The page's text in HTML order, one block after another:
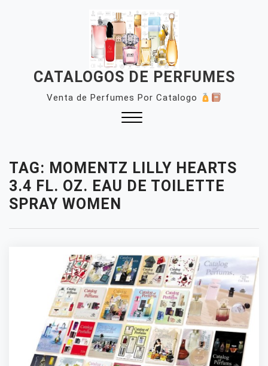
CATALOGOS DE PERFUMES
Venta de Perfumes Por Catalogo
TAG: MOMENTZ LILLY HEARTS
3.4 FL. OZ. EAU DE TOILETTE
SPRAY WOMEN